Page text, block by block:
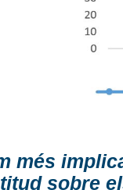
més
sobre